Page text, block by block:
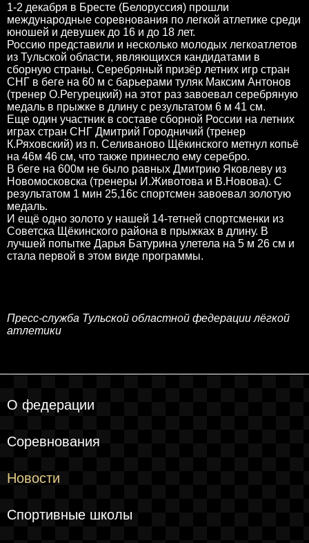
1-2 декабря в Бресте (Белоруссия) прошли
международные соревнования по легкой атлетике среди
юношей и девушек до 16 и до 18 лет.
Россию представили и несколько молодых легкоатлетов
из Тульской области, являющихся кандидатами в
сборную страны. Серебряный призёр летних игр стран
СНГ в беге на 60 м с барьерами туляк Максим Антонов
(тренер О.Регурецкий) на этот раз завоевал серебряную
медаль в прыжке в длину с результатом 6 м 41 см.
Еще один участник в составе сборной России на летних
играх стран СНГ Дмитрий Городничий (тренер
К.Ряховский) из п. Селиваново Щёкинского метнул копьё
на 46м 46 см, что также принесло ему серебро.
В беге на 600м не было равных Дмитрию Яковлеву из
Новомосковска (тренеры И.Животова и В.Новова). С
результатом 1 мин 25,16с спортсмен завоевал золотую
медаль.
И ещё одно золото у нашей 14-тетней спортсменки из
Советска Щёкинского района в прыжках в длину. В
лучшей попытке Дарья Батурина улетела на 5 м 26 см и
стала первой в этом виде программы.
Пресс-служба Тульской областной федерации лёгкой
атлетики
О федерации
Соревнования
Новости
Спортивные школы